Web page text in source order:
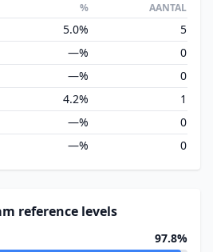
% AANTAL
5.0%
5
—%
0
—%
0
4.2%
1
—%
0
—% 0
reference levels
97.8%